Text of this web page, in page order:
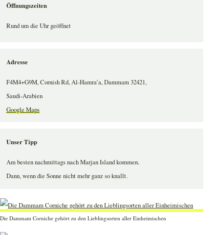
Öffnungszeiten
Rund um die Uhr geöffnet
Adresse
F4M4+G9M, Cornish Rd, Al-Hamra’a, Dammam 32421,
Saudi-Arabien
Google Maps
Unser Tipp
Am besten nachmittags nach Marjan Island kommen.
Dann, wenn die Sonne nicht mehr ganz so knallt.
Die Dammam Corniche gehört zu den Lieblingsorten aller Einheimischen